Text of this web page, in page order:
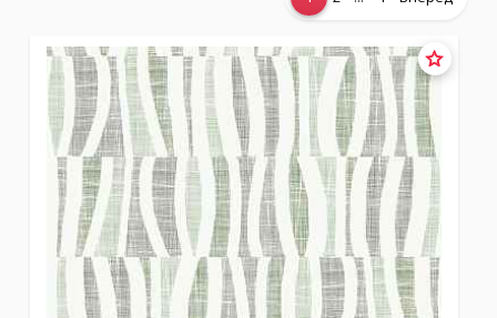
Личный кабинет
Москва (сменить город)
Заказать обратный звонок